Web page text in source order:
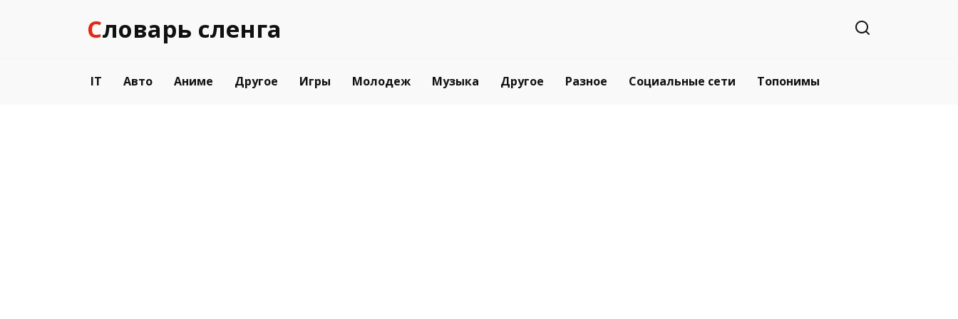
Словарь сленга
IT Авто Аниме Другое Игры Молодеж Музыка Другое Разное Социальные сети Топонимы